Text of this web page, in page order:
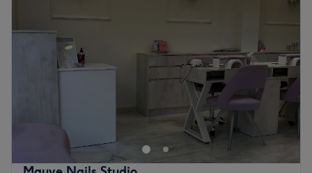
Παρασκευή
09:30
Σάββατο
Κλειστό
Κυριακή
Κλειστό
Το "Nailed it unveiling beauty" είναι ένα κατάστημα
ονυχοπλαστικής που βρίσκεται στην Πυλαία. Εδώ, η ομάδα
του καταστήματος έχει ως στόχο να κάνει τους πελάτες να
αισθάνονται όμορφα και να αποκαλύπτει την εσωτερική τους
ομορφιά.